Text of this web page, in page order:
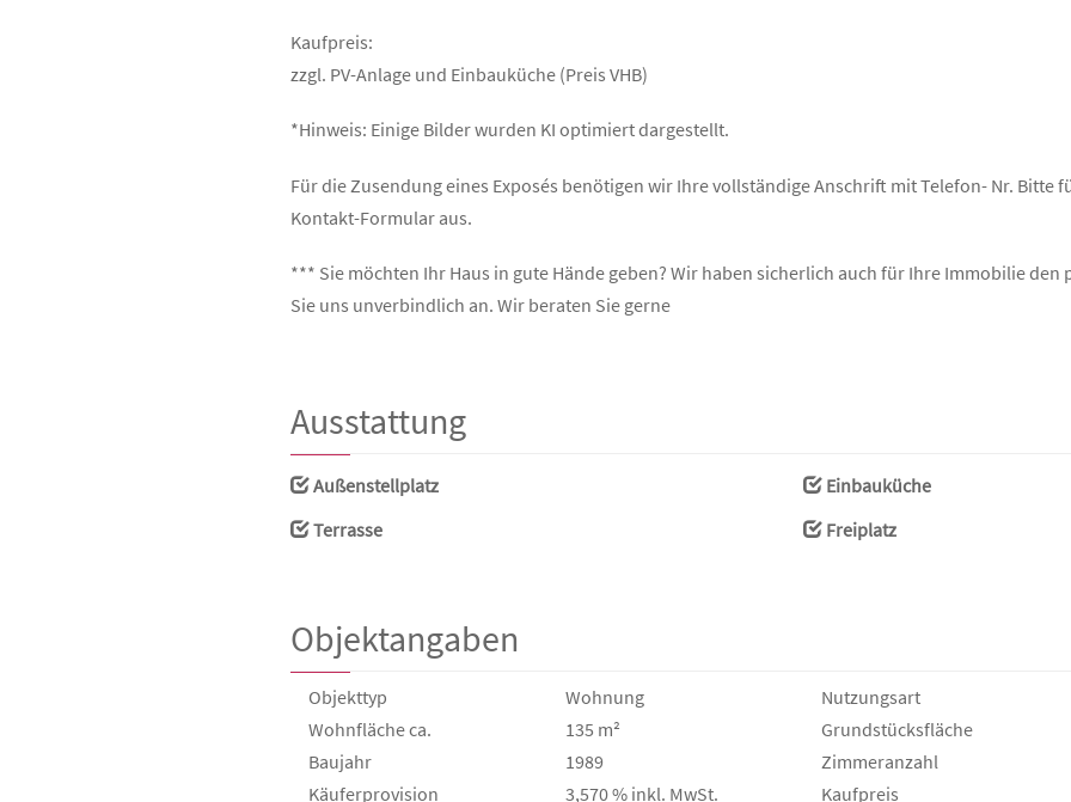
Kaufpreis:
zzgl. PV-Anlage und Einbauküche (Preis VHB)
*Hinweis: Einige Bilder wurden KI optimiert dargestellt.
Für die Zusendung eines Exposés benötigen wir Ihre vollständige Anschrift mit Telefon- Nr. Bitte
Kontakt-Formular aus.
*** Sie möchten Ihr Haus in gute Hände geben? Wir haben sicherlich auch für Ihre Immobilie den
Sie uns unverbindlich an. Wir beraten Sie gerne
Ausstattung
Außenstellplatz
Einbauküche
Terrasse
Freiplatz
Objektangaben
Objekttyp Wohnung Nutzungsart
Wohnfläche ca.
135 m² Grund­stücks­fläche
Baujahr
1989 Zimmeranzahl
Käufer­provision
3,570 % inkl. MwSt. Kaufpreis